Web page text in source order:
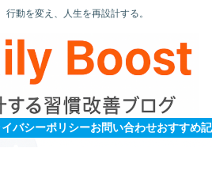
行動を変え、人生を再設計する。
バシーポリシーお問い合わせ